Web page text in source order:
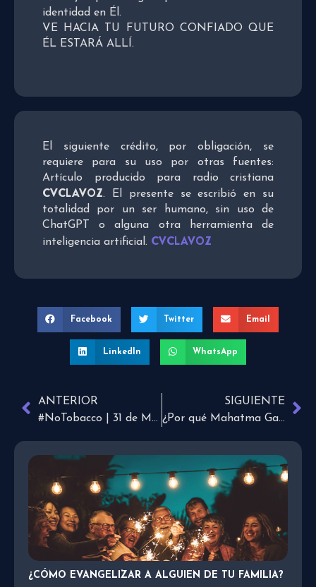
identidad en Él.
VE HACIA TU FUTURO CONFIADO QUE
ÉL ESTARÁ ALLÍ.
El siguiente crédito, por obligación, se
requiere para su uso por otras fuentes:
Artículo producido para radio cristiana
CVCLAVOZ. El presente se escribió en su
totalidad por un ser humano, sin uso de
ChatGPT o alguna otra herramienta de
inteligencia artificial. CVCLAVOZ
Facebook Twitter Email
LinkedIn WhatsApp
ANTERIOR
#NoTobacco | 31 de Mayo – Día Mundial Sin Tabaco
SIGUIENTE
¿Por qué Mahatma Gandhi no fue cristiano?
¿CÓMO EVANGELIZAR A ALGUIEN DE TU FAMILIA?